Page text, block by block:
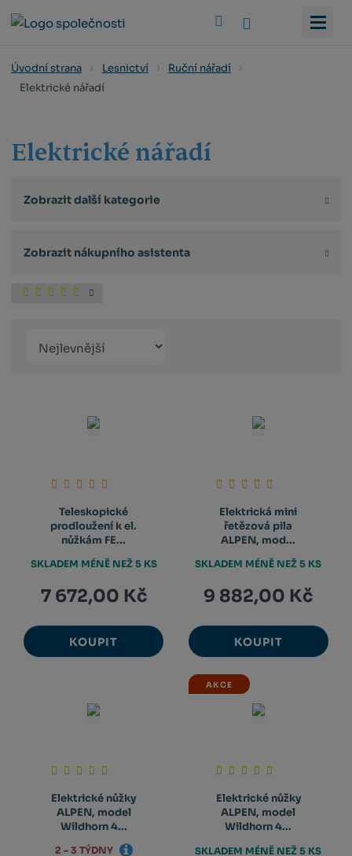
Úvodní strana Lesnictví
Ruční nářadí
Elektrické nářadí
Elektrické nářadí
Zobrazit další kategorie
Zobrazit nákupního asistenta
produktů
Teleskopické
prodloužení k el.
nůžkám FE...
7 672,00 Kč
KOUPIT
SKLADEM MÉNĚ NEŽ 5 KS
Elektrická mini
řetězová pila
ALPEN, mod...
9 882,00 Kč
KOUPIT
SKLADEM MÉNĚ NEŽ 5 KS
Elektrické nůžky
ALPEN, model
Wildhorn 4...
2 - 3 TÝDNY
AKCE
Elektrické nůžky
ALPEN, model
Wildhorn 4...
SKLADEM MÉNĚ NEŽ 5 KS